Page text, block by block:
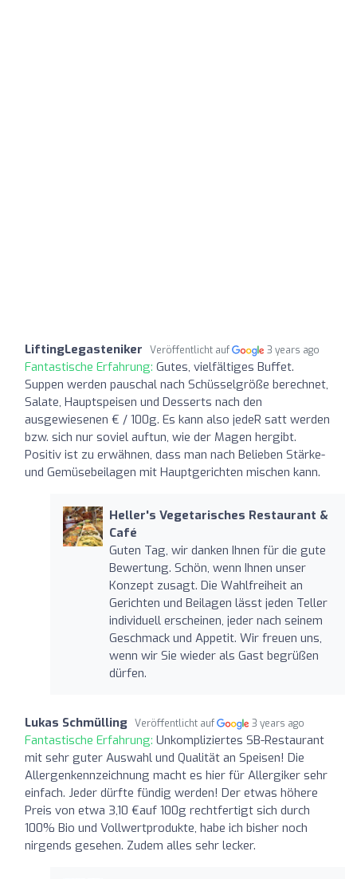
LiftingLegasteniker Veröffentlicht auf 3 years ago
Fantastische Erfahrung: Gutes, vielfältiges Buffet.
Suppen werden pauschal nach Schüsselgröße berechnet,
Salate, Hauptspeisen und Desserts nach den
ausgewiesenen € / 100g. Es kann also jedeR satt werden
bzw. sich nur soviel auftun, wie der Magen hergibt.
Positiv ist zu erwähnen, dass man nach Belieben Stärke-
und Gemüsebeilagen mit Hauptgerichten mischen kann.
Heller's Vegetarisches Restaurant &
Café
Guten Tag, wir danken Ihnen für die gute
Bewertung. Schön, wenn Ihnen unser
Konzept zusagt. Die Wahlfreiheit an
Gerichten und Beilagen lässt jeden Teller
individuell erscheinen, jeder nach seinem
Geschmack und Appetit. Wir freuen uns,
wenn wir Sie wieder als Gast begrüßen
dürfen.
Lukas Schmülling Veröffentlicht auf 3 years ago
Fantastische Erfahrung: Unkompliziertes SB-Restaurant
mit sehr guter Auswahl und Qualität an Speisen! Die
Allergenkennzeichnung macht es hier für Allergiker sehr
einfach. Jeder dürfte fündig werden! Der etwas höhere
Preis von etwa 3,10 €auf 100g rechtfertigt sich durch
100% Bio und Vollwertprodukte, habe ich bisher noch
nirgends gesehen. Zudem alles sehr lecker.